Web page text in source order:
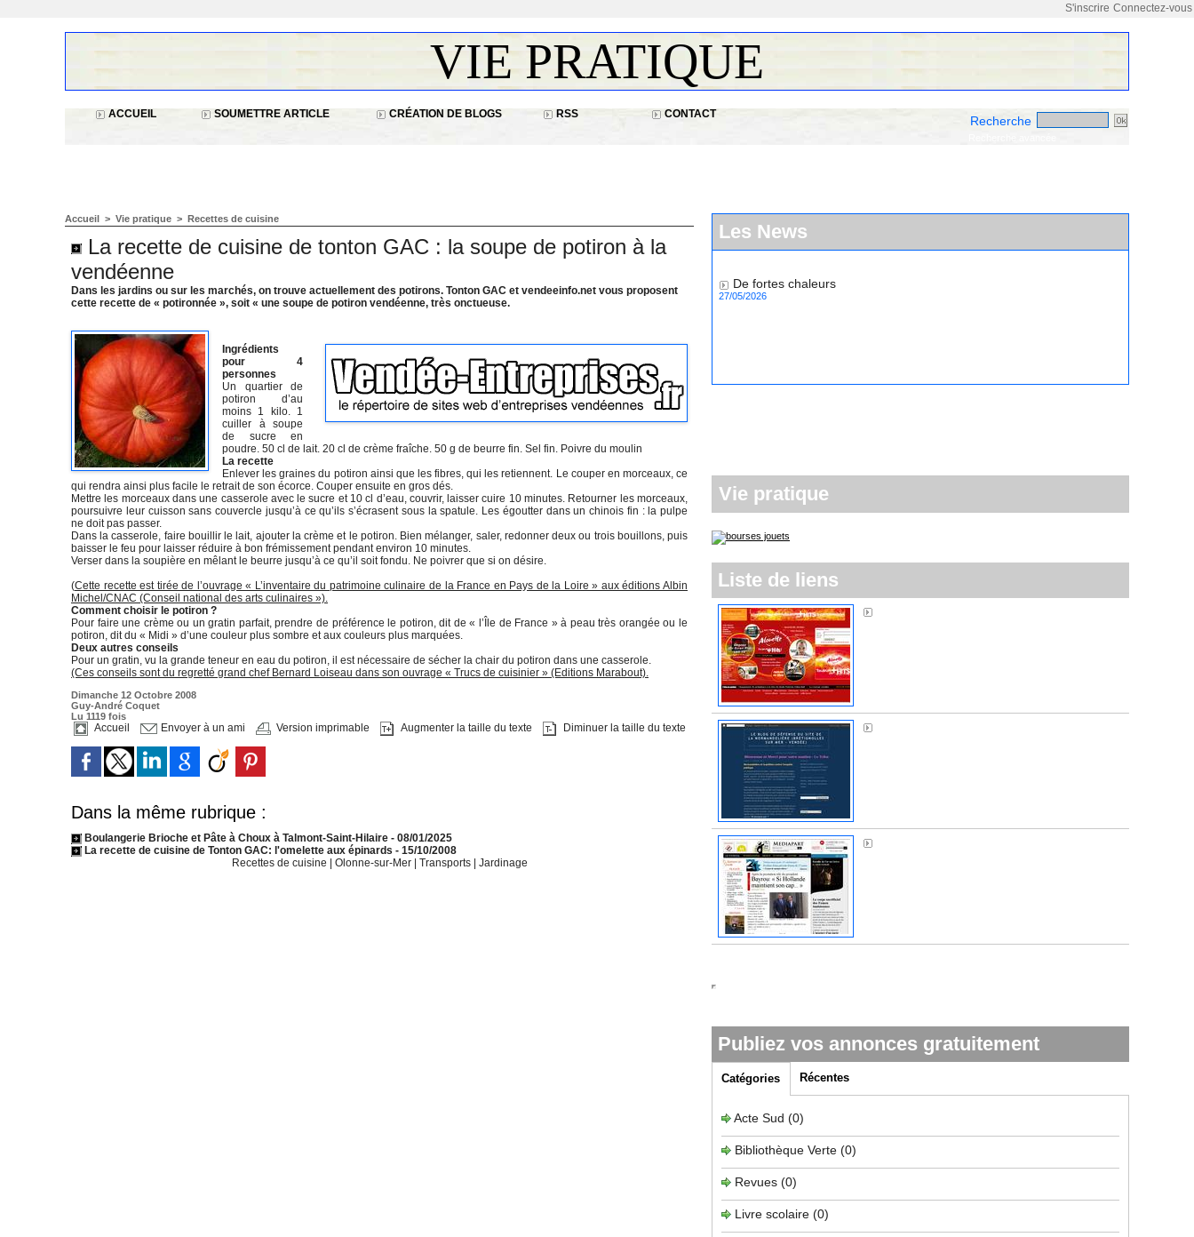
Connectez-vous
S'inscrire
VIE PRATIQUE
ACCUEIL SOUMETTRE ARTICLE CRÉATION DE BLOGS RSS CONTACT Recherche
Accueil > Vie pratique > Recettes de cuisine
La recette de cuisine de tonton GAC : la soupe de potiron à la
vendéenne
Dans les jardins ou sur les marchés, on trouve actuellement des potirons. Tonton GAC et vendeeinfo.net vous proposent
cette recette de « potironnée », soit « une soupe de potiron vendéenne, très onctueuse.
Ingrédients
pour 4
personnes
Un quartier de
potiron d’au
moins 1 kilo. 1
cuiller à soupe
de sucre en
poudre. 50 cl de lait. 20 cl de crème fraîche. 50 g de beurre fin. Sel fin. Poivre du moulin
La recette
Enlever les graines du potiron ainsi que les fibres, qui les retiennent. Le couper en morceaux, ce
qui rendra ainsi plus facile le retrait de son écorce. Couper ensuite en gros dés.
Mettre les morceaux dans une casserole avec le sucre et 10 cl d’eau, couvrir, laisser cuire 10 minutes. Retourner les morceaux,
poursuivre leur cuisson sans couvercle jusqu’à ce qu’ils s’écrasent sous la spatule. Les égoutter dans un chinois fin : la pulpe
ne doit pas passer.
Dans la casserole, faire bouillir le lait, ajouter la crème et le potiron. Bien mélanger, saler, redonner deux ou trois bouillons, puis
baisser le feu pour laisser réduire à bon frémissement pendant environ 10 minutes.
Verser dans la soupière en mêlant le beurre jusqu’à ce qu’il soit fondu. Ne poivrer que si on désire.
(Cette recette est tirée de l’ouvrage « L’inventaire du patrimoine culinaire de la France en Pays de la Loire » aux éditions Albin
Michel/CNAC (Conseil national des arts culinaires »).
Comment choisir le potiron ?
Pour faire une crème ou un gratin parfait, prendre de préférence le potiron, dit de « l’Île de France » à peau très orangée ou le
potiron, dit du « Midi » d’une couleur plus sombre et aux couleurs plus marquées.
Deux autres conseils
Pour un gratin, vu la grande teneur en eau du potiron, il est nécessaire de sécher la chair du potiron dans une casserole.
(Ces conseils sont du regretté grand chef Bernard Loiseau dans son ouvrage « Trucs de cuisinier » (Editions Marabout).
Dimanche 12 Octobre 2008
Guy-André Coquet
Lu 1119 fois
Accueil Envoyer à un ami Version imprimable Augmenter la taille du texte Diminuer la taille du texte
Dans la même rubrique :
Boulangerie Brioche et Pâte à Choux à Talmont-Saint-Hilaire - 08/01/2025
La recette de cuisine de Tonton GAC: l'omelette aux épinards - 15/10/2008
Recettes de cuisine
Olonne-sur-Mer Transports Jardinage
Les News
27/05/2026
Vie pratique
Liste de liens
Publiez vos annonces gratuitement
Catégories Récentes
Acte Sud (0)
Bibliothèque Verte (0)
Revues (0)
Livre scolaire (0)